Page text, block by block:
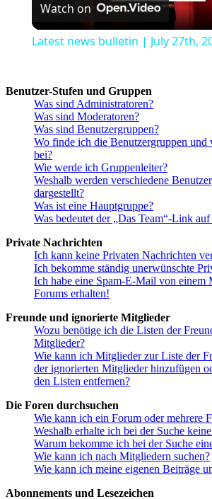
Video
Watch on
Latest news bulletin | July 27th,
Benutzer-Stufen und Gruppen
Was sind Administratoren?
Was sind Moderatoren?
Was sind Benutzergruppen?
Wo finde ich die Benutzergruppen und
bei?
Wie werde ich Gruppenleiter?
Weshalb werden verschiedene
dargestellt?
Was ist eine Hauptgruppe?
Was bedeutet der „Das Team“-Link auf
Private Nachrichten
Ich kann keine Privaten Nachrichten
Ich bekomme ständig unerwünschte
Ich habe eine Spam-E-Mail von einem
Forums erhalten!
Freunde und ignorierte Mitglieder
Wozu benötige ich die Listen der
Mitglieder?
Wie kann ich Mitglieder zur Liste der
der ignorierten Mitglieder hinzufügen
den Listen entfernen?
Die Foren durchsuchen
Wie kann ich ein Forum oder mehrere
Weshalb erhalte ich bei der Suche
Warum bekomme ich bei der Suche
Wie kann ich nach Mitgliedern suchen?
Wie kann ich meine eigenen Beiträge
Abonnements und Lesezeichen